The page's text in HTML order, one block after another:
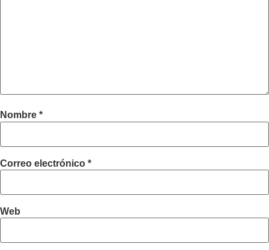
Nombre *
Correo electrónico *
Web